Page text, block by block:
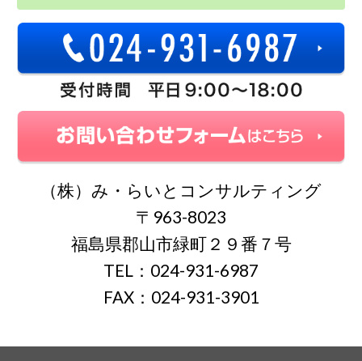
（株）み・らいとコンサルティング
〒963-8023
福島県郡山市緑町２９番７号
TEL：024-931-6987
FAX：024-931-3901